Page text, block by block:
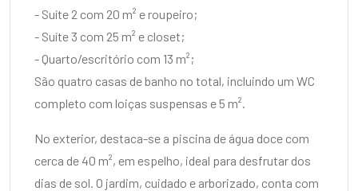
- Suíte 2 com 20 m² e roupeiro;
- Suíte 3 com 25 m² e closet;
- Quarto/escritório com 13 m²;
São quatro casas de banho no total, incluindo um WC
completo com loiças suspensas e 5 m².
No exterior, destaca-se a piscina de água doce com
cerca de 40 m², em espelho, ideal para desfrutar dos
dias de sol. O jardim, cuidado e arborizado, conta com